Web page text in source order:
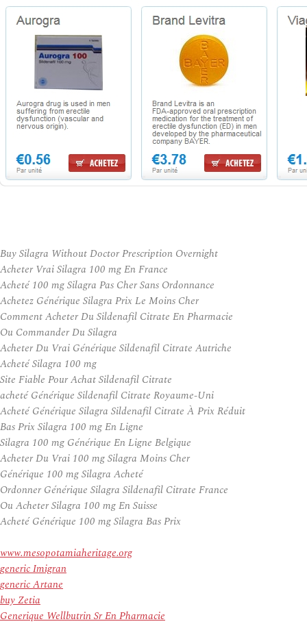
Buy Silagra Without Doctor Prescription Overnight
Acheter Vrai Silagra 100 mg En France
Acheté 100 mg Silagra Pas Cher Sans Ordonnance
Achetez Générique Silagra Prix Le Moins Cher
Comment Acheter Du Sildenafil Citrate En Pharmacie
Ou Commander Du Silagra
Acheter Du Vrai Générique Sildenafil Citrate Autriche
Acheté Silagra 100 mg
Site Fiable Pour Achat Sildenafil Citrate
acheté Générique Sildenafil Citrate Royaume-Uni
Acheté Générique Silagra Sildenafil Citrate À Prix Réduit
Bas Prix Silagra 100 mg En Ligne
Silagra 100 mg Générique En Ligne Belgique
Acheter Du Vrai 100 mg Silagra Moins Cher
Générique 100 mg Silagra Acheté
Ordonner Générique Silagra Sildenafil Citrate France
Ou Acheter Silagra 100 mg En Suisse
Acheté Générique 100 mg Silagra Bas Prix
www.mesopotamiaheritage.org
generic Imigran
generic Artane
buy Zetia
Generique Wellbutrin Sr En Pharmacie